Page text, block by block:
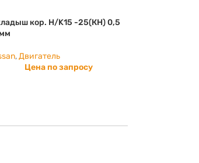
кор. Н/K15 -25(КН) 0,5
, Двигатель
Цена по запросу